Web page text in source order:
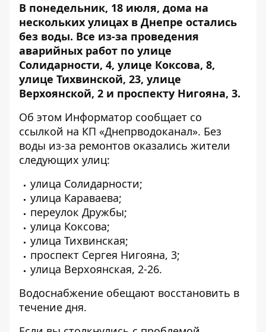
В понедельник, 18 июля, дома на
нескольких улицах в Днепре остались
без воды. Все из-за проведения
аварийных работ по улице
Солидарности, 4, улице Коксова, 8,
улице Тихвинской, 23, улице
Верхоянской, 2 и проспекту Нигояна, 3.
Об этом Информатор сообщает со
ссылкой на КП «Днепрводоканал». Без
воды из-за ремонтов оказались жители
следующих улиц:
улица Солидарности;
улица Караваева;
переулок Дружбы;
улица Коксова;
улица Тихвинская;
проспект Сергея Нигояна, 3;
улица Верхоянская, 2-26.
Водоснабжение обещают восстановить в
течение дня.